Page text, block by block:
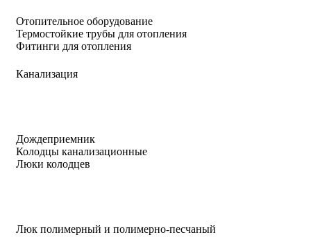
Отопительное оборудование
Термостойкие трубы для отопления
Фитинги для отопления
Канализация
Дождеприемник
Колодцы канализационные
Люки колодцев
Люк полимерный и полимерно-песчаный